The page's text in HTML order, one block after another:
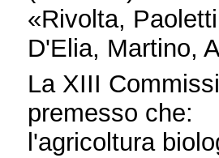
«Rivolta,
D'Elia, Martino,
La XIII
premesso che:
l'agricoltura